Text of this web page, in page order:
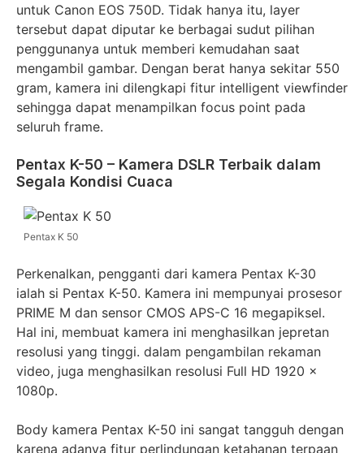
untuk Canon EOS 750D. Tidak hanya itu, layer
tersebut dapat diputar ke berbagai sudut pilihan
penggunanya untuk memberi kemudahan saat
mengambil gambar. Dengan berat hanya sekitar 550
gram, kamera ini dilengkapi fitur intelligent viewfinder
sehingga dapat menampilkan focus point pada
seluruh frame.
Pentax K-50 – Kamera DSLR Terbaik dalam
Segala Kondisi Cuaca
Pentax K 50
Perkenalkan, pengganti dari kamera Pentax K-30
ialah si Pentax K-50. Kamera ini mempunyai prosesor
PRIME M dan sensor CMOS APS-C 16 megapiksel.
Hal ini, membuat kamera ini menghasilkan jepretan
resolusi yang tinggi. dalam pengambilan rekaman
video, juga menghasilkan resolusi Full HD 1920 x
1080p.
Body kamera Pentax K-50 ini sangat tangguh dengan
karena adanya fitur perlindungan ketahanan terpaan